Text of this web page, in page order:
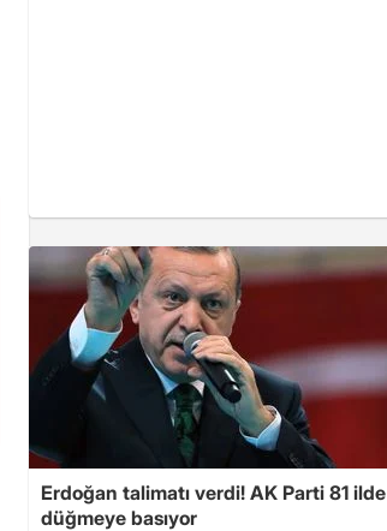
Erdoğan talimatı verdi! AK Parti 81 ilde
düğmeye basıyor